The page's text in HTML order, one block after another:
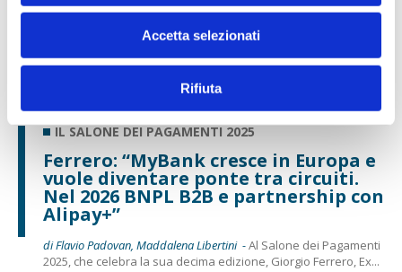
Accetta selezionati
Rifiuta
IL SALONE DEI PAGAMENTI 2025
Ferrero: “MyBank cresce in Europa e
vuole diventare ponte tra circuiti.
Nel 2026 BNPL B2B e partnership con
Alipay+”
di Flavio Padovan, Maddalena Libertini -Al Salone dei Pagamenti
2025, che celebra la sua decima edizione, Giorgio Ferrero, Ex...